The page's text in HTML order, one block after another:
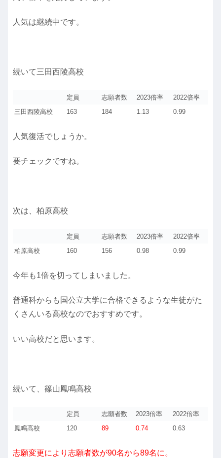
人気は継続中です。
続いて三田西陵高校
定員 志願者数 2023倍率
2022倍率
三田西陵高校
163 184 1.13 0.99
人気復活でしょうか。
要チェックですね。
次は、柏原高校
定員 志願者数 2023倍率
2022倍率
柏原高校
160 156 0.98 0.99
今年も1倍を切ってしまいました。
普通科からも国公立大学に合格できるような生徒がた
くさんいる高校なのでおすすめです。
いい高校だと思います。
続いて、篠山鳳鳴高校
定員 志願者数 2023倍率
2022倍率
鳳鳴高校
120 89 0.74 0.63
志願変更により志願者数が90名から89名に。